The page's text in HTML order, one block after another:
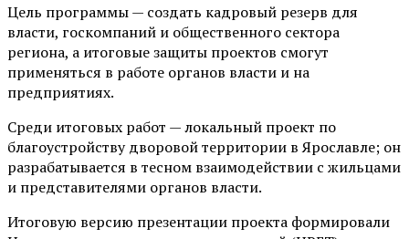
Цель программы — создать кадровый резерв для
власти, госкомпаний и общественного сектора
региона, а итоговые защиты проектов смогут
применяться в работе органов власти и на
предприятиях.
Среди итоговых работ — локальный проект по
благоустройству дворовой территории в Ярославле; он
разрабатывается в тесном взаимодействии с жильцами
и представителями органов власти.
Итоговую версию презентации проекта формировали